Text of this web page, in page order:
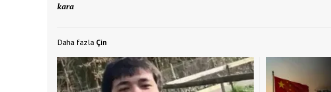
kara
Daha fazla Çin